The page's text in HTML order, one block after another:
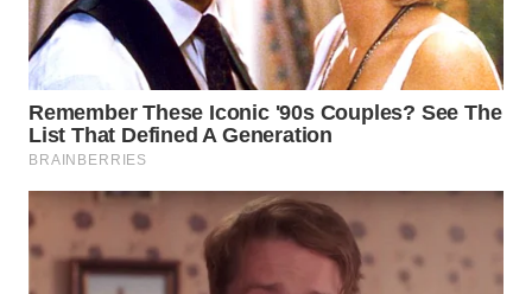
WN
KALTIM
WN
SULSEL
WN
GORONTALO